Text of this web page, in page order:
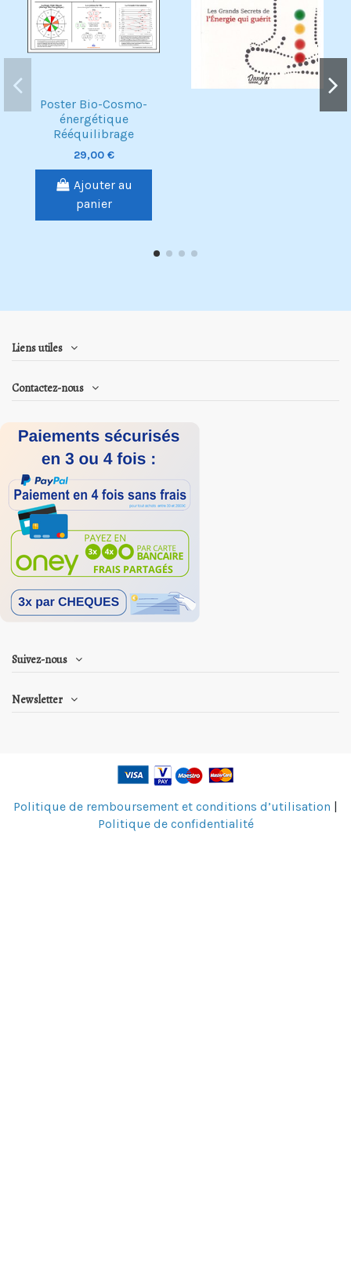
Poster Bio-Cosmo-
énergétique
Rééquilibrage
29,00 €
Ajouter au
panier
Liens utiles
Contactez-nous
Suivez-nous
Newsletter
Politique de remboursement et conditions d’utilisation |
Politique de confidentialité